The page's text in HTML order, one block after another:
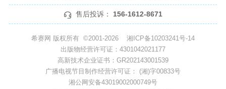
售后投诉： 156-1612-8671
希赛网 版权所有 ©2001-2026 湘ICP备10203241号-14
出版物经营许可证：4301042021177
高新技术企业证书：GR202143001539
广播电视节目制作经营许可证： (湘)字00833号
湘公网安备43019002000749号